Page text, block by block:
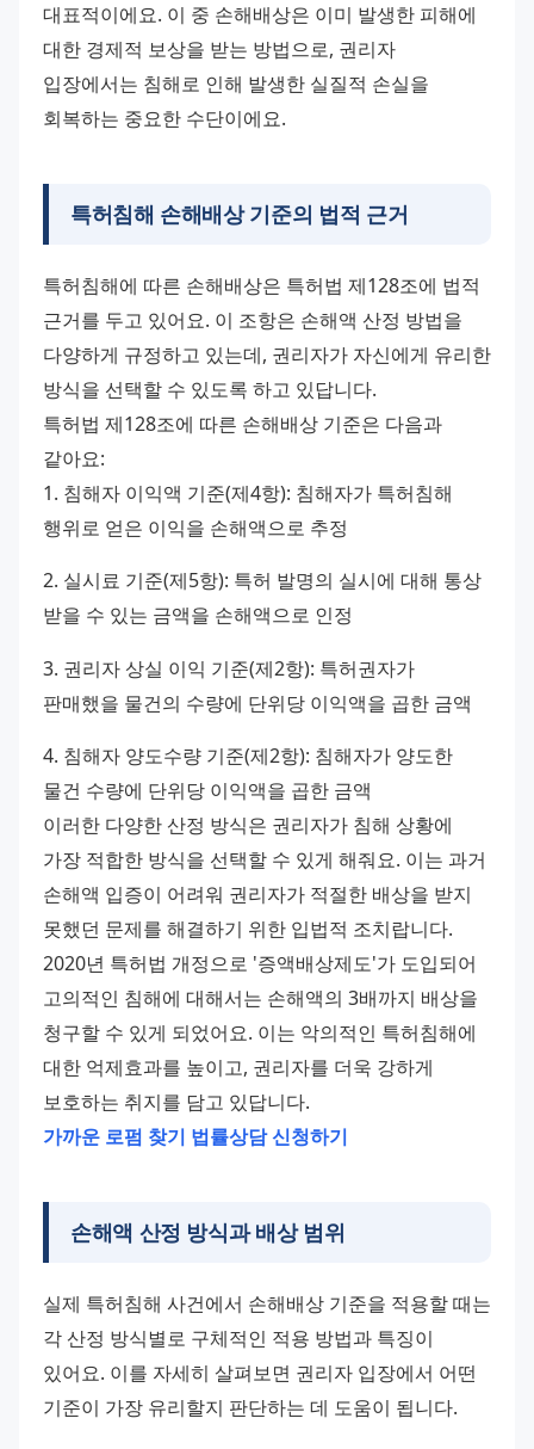
대표적이에요. 이 중 손해배상은 이미 발생한 피해에
대한 경제적 보상을 받는 방법으로, 권리자
입장에서는 침해로 인해 발생한 실질적 손실을
회복하는 중요한 수단이에요.
특허침해 손해배상 기준의 법적 근거
특허침해에 따른 손해배상은 특허법 제128조에 법적
근거를 두고 있어요. 이 조항은 손해액 산정 방법을
다양하게 규정하고 있는데, 권리자가 자신에게 유리한
방식을 선택할 수 있도록 하고 있답니다.
특허법 제128조에 따른 손해배상 기준은 다음과
같아요:
1. 침해자 이익액 기준(제4항): 침해자가 특허침해
행위로 얻은 이익을 손해액으로 추정
2. 실시료 기준(제5항): 특허 발명의 실시에 대해 통상
받을 수 있는 금액을 손해액으로 인정
3. 권리자 상실 이익 기준(제2항): 특허권자가
판매했을 물건의 수량에 단위당 이익액을 곱한 금액
4. 침해자 양도수량 기준(제2항): 침해자가 양도한
물건 수량에 단위당 이익액을 곱한 금액
이러한 다양한 산정 방식은 권리자가 침해 상황에
가장 적합한 방식을 선택할 수 있게 해줘요. 이는 과거
손해액 입증이 어려워 권리자가 적절한 배상을 받지
못했던 문제를 해결하기 위한 입법적 조치랍니다.
2020년 특허법 개정으로 '증액배상제도'가 도입되어
고의적인 침해에 대해서는 손해액의 3배까지 배상을
청구할 수 있게 되었어요. 이는 악의적인 특허침해에
대한 억제효과를 높이고, 권리자를 더욱 강하게
보호하는 취지를 담고 있답니다.
가까운 로펌 찾기 법률상담 신청하기
손해액 산정 방식과 배상 범위
실제 특허침해 사건에서 손해배상 기준을 적용할 때는
각 산정 방식별로 구체적인 적용 방법과 특징이
있어요. 이를 자세히 살펴보면 권리자 입장에서 어떤
기준이 가장 유리할지 판단하는 데 도움이 됩니다.